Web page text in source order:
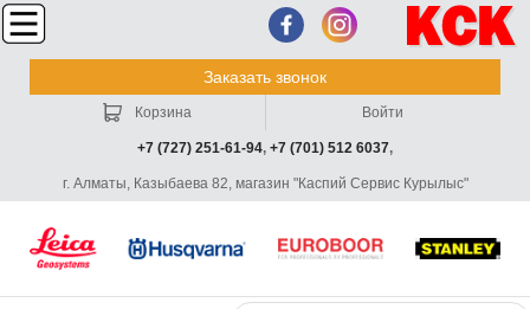
Заказать звонок
+7 (727) 251-61-94, +7 (701) 512 6037,
г. Алматы, Казыбаева 82, магазин "Каспий Сервис Курылыс"
Корзина Войти